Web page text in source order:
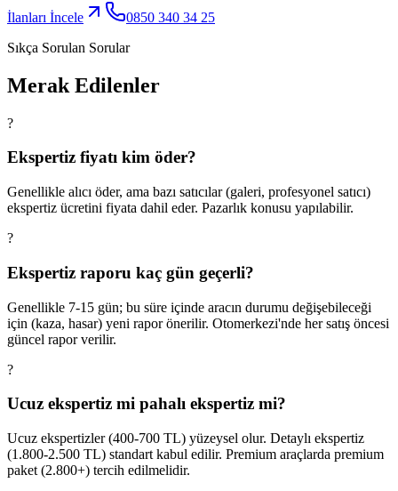
İlanları İncele
0850 340 34 25
Sıkça Sorulan Sorular
Merak Edilenler
?
Ekspertiz fiyatı kim öder?
Genellikle alıcı öder, ama bazı satıcılar (galeri, profesyonel satıcı)
ekspertiz ücretini fiyata dahil eder. Pazarlık konusu yapılabilir.
?
Ekspertiz raporu kaç gün geçerli?
Genellikle 7-15 gün; bu süre içinde aracın durumu değişebileceği
için (kaza, hasar) yeni rapor önerilir. Otomerkezi'nde her satış öncesi
güncel rapor verilir.
?
Ucuz ekspertiz mi pahalı ekspertiz mi?
Ucuz ekspertizler (400-700 TL) yüzeysel olur. Detaylı ekspertiz
(1.800-2.500 TL) standart kabul edilir. Premium araçlarda premium
paket (2.800+) tercih edilmelidir.